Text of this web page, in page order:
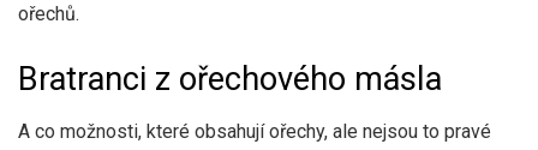
ořechů.
Bratranci z ořechového másla
A co možnosti, které obsahují ořechy, ale nejsou to pravé